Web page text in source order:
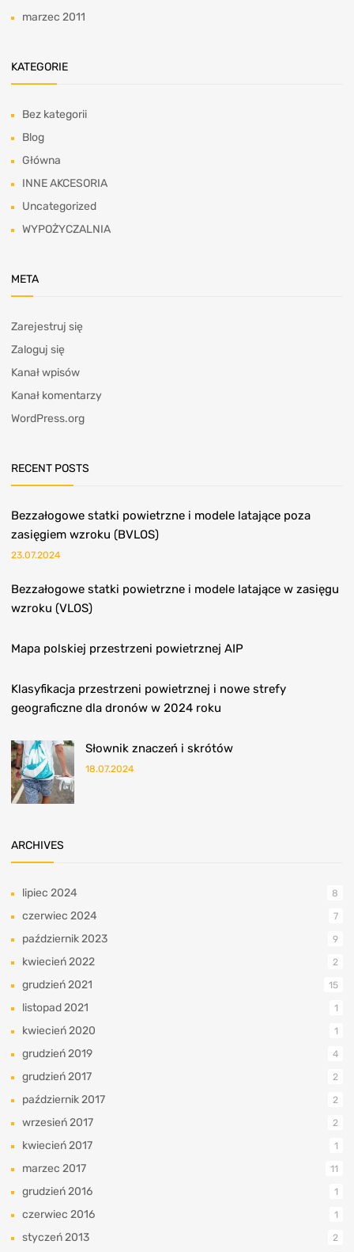
marzec 2011
KATEGORIE
Bez kategorii
Blog
Główna
INNE AKCESORIA
Uncategorized
WYPOŻYCZALNIA
META
Zarejestruj się
Zaloguj się
Kanał wpisów
Kanał komentarzy
WordPress.org
RECENT POSTS
Bezzałogowe statki powietrzne i modele latające poza
zasięgiem wzroku (BVLOS)
23.07.2024
Bezzałogowe statki powietrzne i modele latające w zasięgu
wzroku (VLOS)
Mapa polskiej przestrzeni powietrznej AIP
Klasyfikacja przestrzeni powietrznej i nowe strefy
geograficzne dla dronów w 2024 roku
Słownik znaczeń i skrótów
18.07.2024
ARCHIVES
lipiec 2024 8
czerwiec 2024 7
październik 2023 9
kwiecień 2022 2
grudzień 2021 15
listopad 2021 1
kwiecień 2020 1
grudzień 2019 4
grudzień 2017 2
październik 2017 2
wrzesień 2017 2
kwiecień 2017 1
marzec 2017 11
grudzień 2016 1
czerwiec 2016 1
styczeń 2013 2